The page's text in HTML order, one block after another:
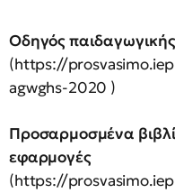
Οδηγός
(https://
agwghs-2020 )
Προσαρμοσμένα
εφαρμογές
(https://